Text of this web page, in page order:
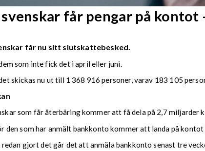
får pengar på kontot
får nu sitt slutskattebesked.
som inte fick det i april eller juni.
skickas nu ut till 1 368 916 personer, varav 183 105
som får återbäring kommer att få dela på 2,7 miljarder
den som har anmält bankkonto kommer att landa på kontot
redan gjort det går det att anmäla bankkonto senast tre